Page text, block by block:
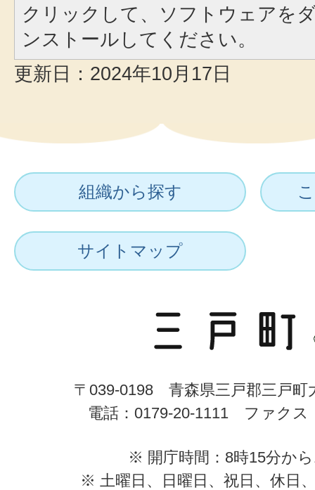
クリックして、ソフトウェアを
ンストールしてください。
更新日：2024年10月17日
組織から探す
サイトマップ
〒039-0198 青森県三戸郡三戸町
電話：0179-20-1111 ファクス
※ 開庁時間：8時15分か
※ 土曜日、日曜日、祝日、休日